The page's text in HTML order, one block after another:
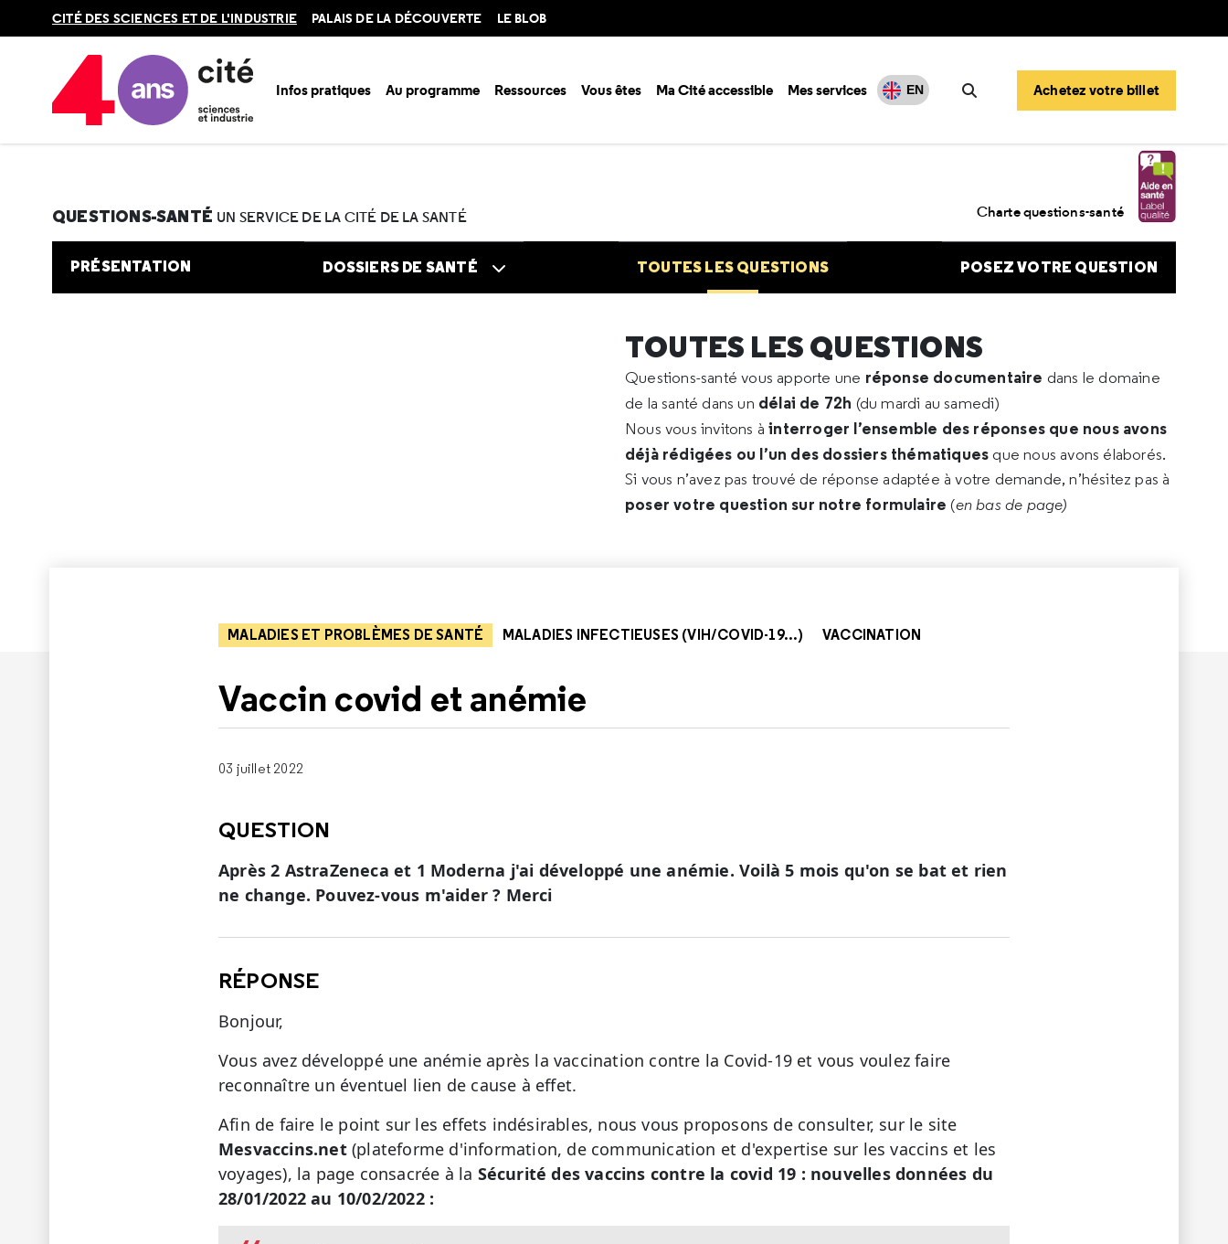
en
CITÉ DES SCIENCES ET DE L'INDUSTRIE PALAIS DE LA DÉCOUVERTE LE BLOB
Infos pratiques Au programme Ressources Vous êtes Ma Cité accessible Mes services EN
Rechercher
Achetez votre billet
Accueil Au programme
QUESTIONS-SANTÉ UN SERVICE DE LA CITÉ DE LA SANTÉ Charte questions-santé
PRÉSENTATION DOSSIERS DE SANTÉ TOUTES LES QUESTIONS POSEZ VOTRE QUESTION
TOUTES LES QUESTIONS
Questions-santé vous apporte une réponse documentaire dans le domaine
de la santé dans un délai de 72h (du mardi au samedi)
Nous vous invitons àinterroger l’ensemble des réponses que nous avons
déjà rédigées ou l’un des dossiers thématiques que nous avons élaborés.
Si vous n’avez pas trouvé de réponse adaptée à votre demande, n’hésitez pas à
poser votre question sur notre formulaire (en bas de page)
MALADIES ET PROBLÈMES DE SANTÉ MALADIES INFECTIEUSES (VIH/COVID-19...) VACCINATION
Vaccin covid et anémie
03 juillet 2022
QUESTION
Après 2 AstraZeneca et 1 Moderna j'ai développé une anémie. Voilà 5 mois qu'on se bat et rien
ne change. Pouvez-vous m'aider ? Merci
RÉPONSE
Bonjour,
Vous avez développé une anémie après la vaccination contre la Covid-19 et vous voulez faire
reconnaître un éventuel lien de cause à effet.
Afin de faire le point sur les effets indésirables, nous vous proposons de consulter, sur le site
Mesvaccins.net (plateforme d'information, de communication et d'expertise sur les vaccins et les
voyages), la page consacrée à la Sécurité des vaccins contre la covid 19 : nouvelles données du
28/01/2022 au 10/02/2022 :